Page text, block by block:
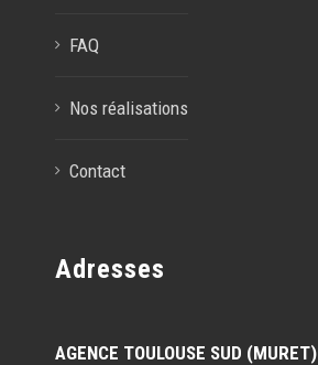
FAQ
Nos réalisations
Contact
Adresses
AGENCE TOULOUSE SUD (MURET)